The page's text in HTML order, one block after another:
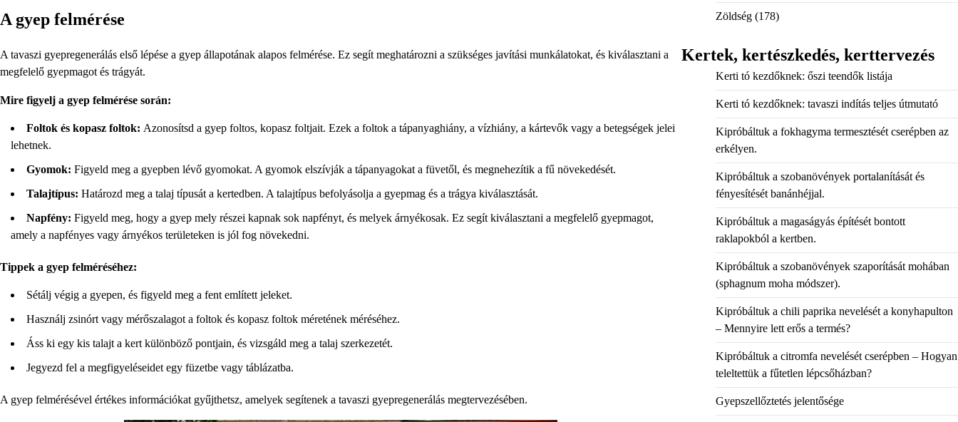
A gyep felmérése
A tavaszi gyepregenerálás első lépése a gyep állapotának alapos felmérése. Ez segít meghatározni a szükséges javítási munkálatokat, és kiválasztani a
megfelelő gyepmagot és trágyát.
Mire figyelj a gyep felmérése során:
Foltok és kopasz foltok: Azonosítsd a gyep foltos, kopasz foltjait. Ezek a foltok a tápanyaghiány, a vízhiány, a kártevők vagy a betegségek jelei
lehetnek.
Gyomok: Figyeld meg a gyepben lévő gyomokat. A gyomok elszívják a tápanyagokat a füvetől, és megnehezítik a fű növekedését.
Talajtípus: Határozd meg a talaj típusát a kertedben. A talajtípus befolyásolja a gyepmag és a trágya kiválasztását.
Napfény: Figyeld meg, hogy a gyep mely részei kapnak sok napfényt, és melyek árnyékosak. Ez segít kiválasztani a megfelelő gyepmagot,
amely a napfényes vagy árnyékos területeken is jól fog növekedni.
Tippek a gyep felméréséhez:
Sétálj végig a gyepen, és figyeld meg a fent említett jeleket.
Használj zsinórt vagy mérőszalagot a foltok és kopasz foltok méretének méréséhez.
Áss ki egy kis talajt a kert különböző pontjain, és vizsgáld meg a talaj szerkezetét.
Jegyezd fel a megfigyeléseidet egy füzetbe vagy táblázatba.
A gyep felmérésével értékes információkat gyűjthetsz, amelyek segítenek a tavaszi gyepregenerálás megtervezésében.
Zöldség(178)
Kertek, kertészkedés, kerttervezés
Kerti tó kezdőknek: őszi teendők listája
Kerti tó kezdőknek: tavaszi indítás teljes útmutató
Kipróbáltuk a fokhagyma termesztését cserépben az
erkélyen.
Kipróbáltuk a szobanövények portalanítását és
fényesítését banánhéjjal.
Kipróbáltuk a magaságyás építését bontott
raklapokból a kertben.
Kipróbáltuk a szobanövények szaporítását mohában
(sphagnum moha módszer).
Kipróbáltuk a chili paprika nevelését a konyhapulton
– Mennyire lett erős a termés?
Kipróbáltuk a citromfa nevelését cserépben – Hogyan
teleltettük a fűtetlen lépcsőházban?
Gyepszellőztetés jelentősége